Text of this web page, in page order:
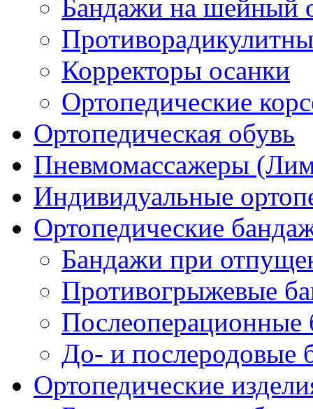
Бандажи на шейный
Корректоры осанки
Ортопедические
Ортопедическая обувь
Пневмомассажеры
Индивидуальные
Ортопедические
Бандажи при
Противогрыжевые
Послеоперационные
До- и послеродовые
Ортопедические